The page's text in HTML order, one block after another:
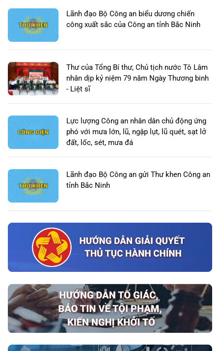
Lãnh đạo Bộ Công an biểu dương chiến
công xuất sắc của Công an tỉnh Bắc Ninh
Thư của Tổng Bí thư, Chủ tịch nước Tô Lâm
nhân dịp kỷ niệm 79 năm Ngày Thương binh
- Liệt sĩ
Lực lượng Công an nhân dân chủ động ứng
phó với mưa lớn, lũ, ngập lụt, lũ quét, sạt lở
đất, lốc, sét, mưa đá
Lãnh đạo Bộ Công an gửi Thư khen Công an
tỉnh Bắc Ninh